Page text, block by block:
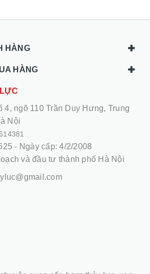
HÀNG
HÀNG
4, ngõ 110 Trần Duy Hưng, Trung
Nội
- Ngày cấp: 4/2/2008
và đầu tư thành phố Hà Nội